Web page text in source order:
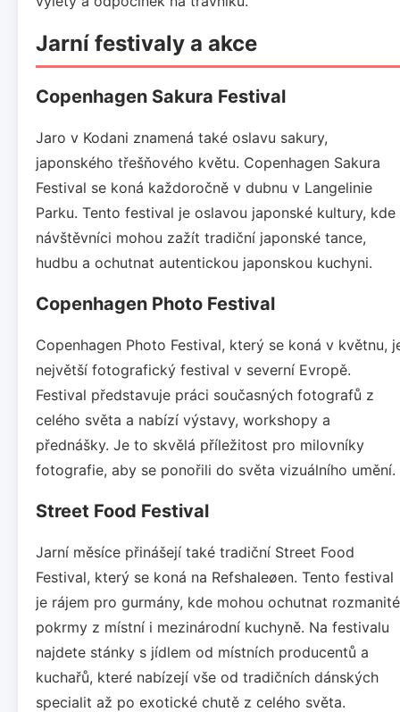
Jarní festivaly a akce
Copenhagen Sakura Festival
Jaro v Kodani znamená také oslavu sakury,
japonského třešňového květu. Copenhagen Sakura
Festival se koná každoročně v dubnu v Langelinie
Parku. Tento festival je oslavou japonské kultury, kde
návštěvníci mohou zažít tradiční japonské tance,
hudbu a ochutnat autentickou japonskou kuchyni.
Copenhagen Photo Festival
Copenhagen Photo Festival, který se koná v květnu,
největší fotografický festival v severní Evropě.
Festival představuje práci současných fotografů z
celého světa a nabízí výstavy, workshopy a
přednášky. Je to skvělá příležitost pro milovníky
fotografie, aby se ponořili do světa vizuálního umění.
Street Food Festival
Jarní měsíce přinášejí také tradiční Street Food
Festival, který se koná na Refshaleøen. Tento festival
je rájem pro gurmány, kde mohou ochutnat rozmanité
pokrmy z místní i mezinárodní kuchyně. Na festivalu
najdete stánky s jídlem od místních producentů a
kuchařů, které nabízejí vše od tradičních dánských
specialit až po exotické chutě z celého světa.